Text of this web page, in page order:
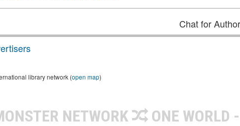
Chat for
library network (open map)
NETWORK ONE WORLD